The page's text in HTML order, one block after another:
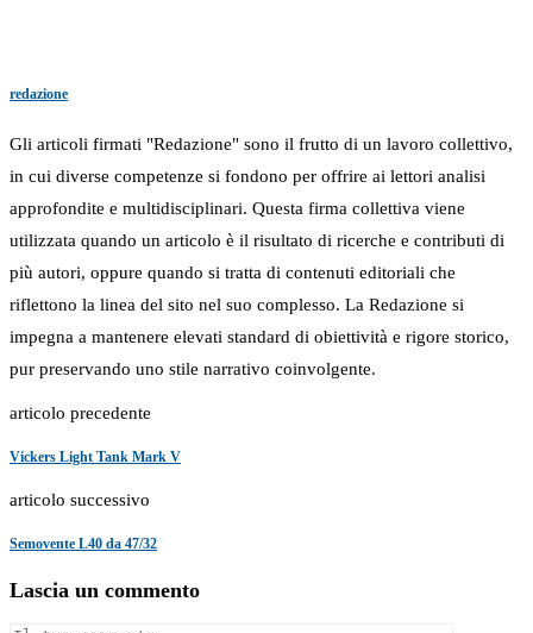
redazione
Gli articoli firmati "Redazione" sono il frutto di un lavoro collettivo,
in cui diverse competenze si fondono per offrire ai lettori analisi
approfondite e multidisciplinari. Questa firma collettiva viene
utilizzata quando un articolo è il risultato di ricerche e contributi di
più autori, oppure quando si tratta di contenuti editoriali che
riflettono la linea del sito nel suo complesso. La Redazione si
impegna a mantenere elevati standard di obiettività e rigore storico,
pur preservando uno stile narrativo coinvolgente.
articolo precedente
Vickers Light Tank Mark V
articolo successivo
Semovente L40 da 47/32
Lascia un commento